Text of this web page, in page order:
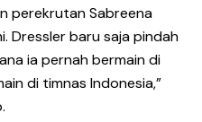
perekrutan Sabreena
Dressler baru saja pindah
ia pernah bermain di
di timnas Indonesia,”